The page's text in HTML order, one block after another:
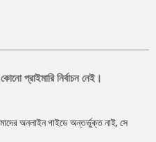
প্রাইমারি নির্বাচন নেই।
অনলাইন গাইডে অন্তর্ভুক্ত নাই, সে